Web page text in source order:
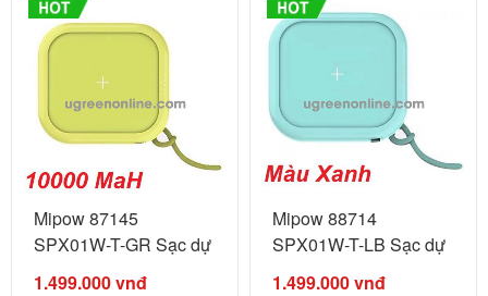
Mipow 87145
SPX01W-T-GR Sạc dự
phòng không ...
1.499.000vnđ
Mipow 88714
SPX01W-T-LB Sạc dự
phòng không ...
1.499.000vnđ